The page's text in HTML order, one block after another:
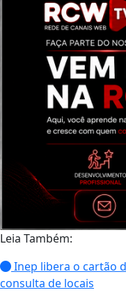
Leia Também:
Inep libera o cartão
consulta de locais